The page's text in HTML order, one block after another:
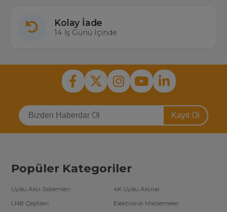
Kolay İade
14 İş Günü İçinde
Kayıt Ol
Popüler Kategoriler
Uydu Alıcı Sistemleri
4K Uydu Alıcılar
LNB Çeşitleri
Elektronik Malzemeler